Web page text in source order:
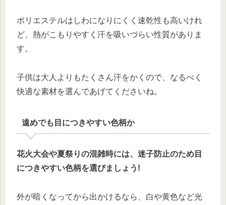
ポリエステルはしわになりにくく速乾性も高いけれ
ど、熱がこもりやすく汗を吸いづらい性質がありま
す。
子供は大人よりもたくさん汗をかくので、なるべく
快適な素材を選んであげてくださいね。
遠めでも目につきやすい色柄か
花火大会や夏祭りの混雑時には、迷子防止のため目
につきやすい色柄を選びましょう!
外が暗くなってから出かけるなら、白や黄色など光